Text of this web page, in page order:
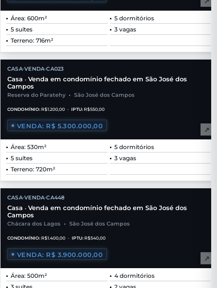
Área: 600m²
5 dormitórios
5 suítes
3 vagas
Terreno: 716m²
CASA•VENDA•CA023
Casa • Venda em condomínio fechado em São José dos
Campos
Reserva do Paratehy • São José dos Campos
CONDOMÍNIO: R$1.200,00 • IPTU: R$550,00
VENDA: R$ 5.300.000,00 ↗
Área: 530m²
5 dormitórios
5 suítes
3 vagas
Terreno: 720m²
CASA•VENDA•CA448
Casa • Venda em condomínio fechado em São José dos
Campos
Chácara dos Lagos • São José dos Campos
CONDOMÍNIO: R$1.400,00 • IPTU: R$540,00
VENDA: R$ 3.900.000,00 ↗
Área: 500m²
4 dormitórios